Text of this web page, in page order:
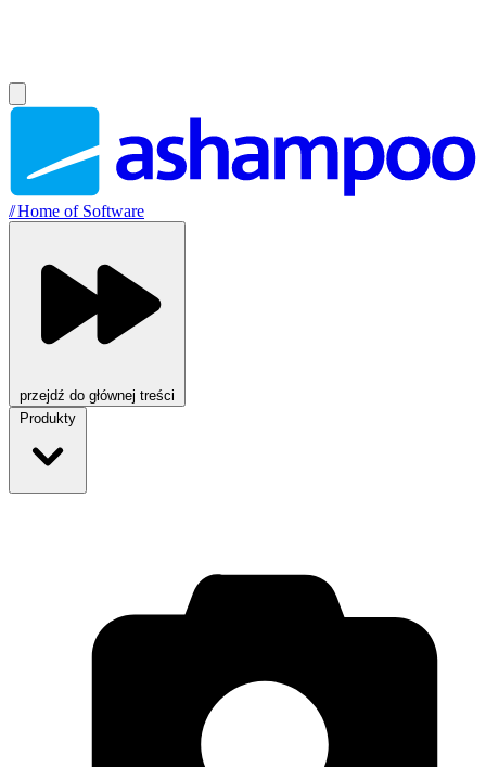
//Home of Software
przejdź do głównej treści
Produkty